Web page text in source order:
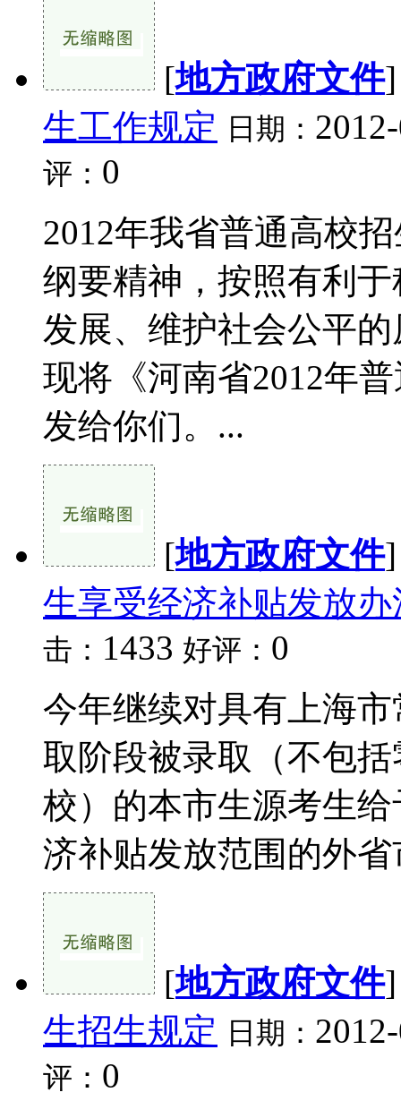
[地方政府文件
生工作规定 日期：
评： 0
2012年我省普通高校
纲要精神，按照有利
发展、维护社会公平
现将《河南省2012年
发给你们。...
[地方政府文件
生享受经济补贴发放办
击： 1433 好评： 0
今年继续对具有上海
取阶段被录取（不包
校）的本市生源考生
济补贴发放范围的外
[地方政府文件
生招生规定 日期：
评： 0